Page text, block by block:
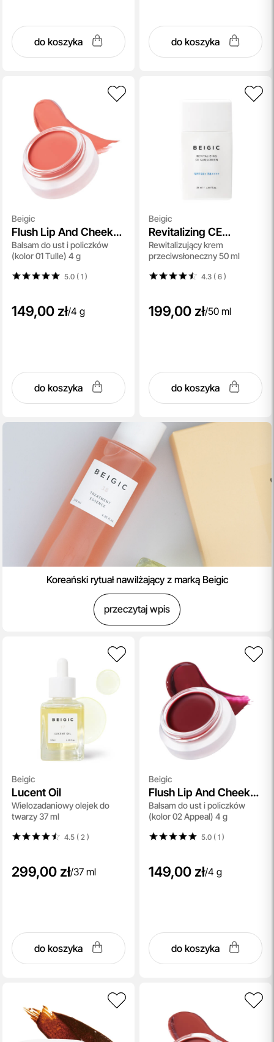
do koszyka do koszyka
Beigic
Flush Lip And Cheek
Balm SPF 15
Balsam do ust i policzków
(kolor 01 Tulle) 4 g
5.0 ( 1)
149,00 zł/4 g
do koszyka
Beigic
Revitalizing CE
Sunscreen SPF 50
PA++++
Rewitalizujący krem ​​
przeciwsłoneczny 50 ml
4.3 ( 6)
199,00 zł/50 ml
do koszyka
Koreański rytuał nawilżający z marką Beigic
przeczytaj wpis
Beigic
Lucent Oil
Wielozadaniowy olejek do
twarzy 37 ml
4.5 ( 2 )
299,00 zł/37 ml
do koszyka
Beigic
Flush Lip And Cheek
Balm SPF 15
Balsam do ust i policzków
(kolor 02 Appeal) 4 g
5.0 ( 1)
149,00 zł/4 g
do koszyka